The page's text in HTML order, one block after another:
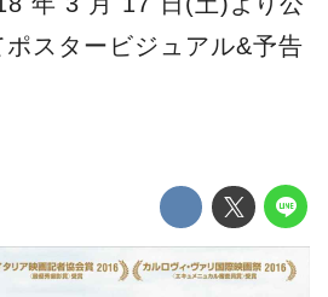
スタービジュアル&予告